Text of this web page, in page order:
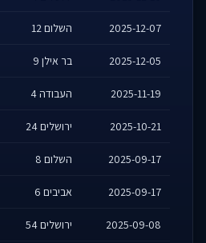
2025-12-07 השלום 12
2025-12-05 בר אילן 9
2025-11-19 העבודה 4
2025-10-21 ירושלים 24
2025-09-17 השלום 8
2025-09-17 אביבים 6
2025-09-08 ירושלים 54